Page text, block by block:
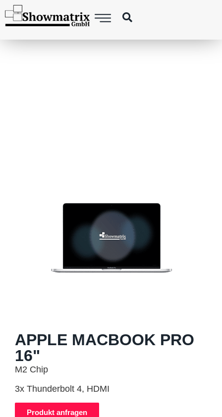
APPLE MACBOOK PRO
16"
M2 Chip
3x Thunderbolt 4, HDMI
Produkt anfragen